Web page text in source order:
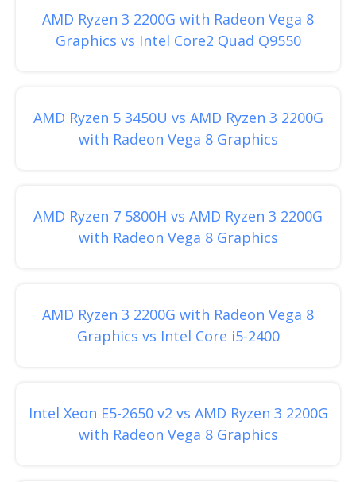
AMD Ryzen 3 2200G with Radeon Vega 8
Graphics vs Intel Core2 Quad Q9550
AMD Ryzen 5 3450U vs AMD Ryzen 3 2200G
with Radeon Vega 8 Graphics
AMD Ryzen 7 5800H vs AMD Ryzen 3 2200G
with Radeon Vega 8 Graphics
AMD Ryzen 3 2200G with Radeon Vega 8
Graphics vs Intel Core i5-2400
Intel Xeon E5-2650 v2 vs AMD Ryzen 3 2200G
with Radeon Vega 8 Graphics